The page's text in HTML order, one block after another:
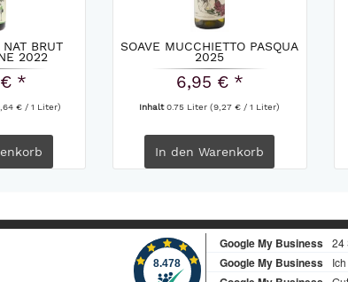
BRUT
2022
*
€ / 1 Liter)
SOAVE MUCCHIETTO PASQUA
2025
6,95 € *
Inhalt0.75 Liter(9,27 € / 1 Liter)
In den Warenkorb